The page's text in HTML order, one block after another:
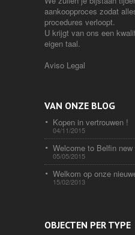
aankoopproces zodat
procedures verloopt.
U krijgt van ons een
eigen taal.
Aviso Legal
VAN ONZE BLOG
Kopen in vertrouwen !
04/11/2015
Welcome to Belfin
05/05/2015
Welkom op onze
15/02/2013
OBJECTEN PER TYPE